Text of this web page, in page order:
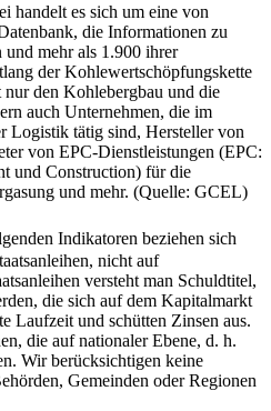
handelt es sich um eine von
die Informationen zu
mehr als 1.900 ihrer
der Kohlewertschöpfungskette
nur den Kohlebergbau und die
auch Unternehmen, die im
Logistik tätig sind, Hersteller von
von EPC-Dienstleistungen (EPC:
und Construction) für die
und mehr. (Quelle: GCEL)
Indikatoren beziehen sich
nicht auf
versteht man Schuldtitel,
die sich auf dem Kapitalmarkt
Laufzeit und schütten Zinsen aus.
die auf nationaler Ebene, d. h.
Wir berücksichtigen keine
Gemeinden oder Regionen